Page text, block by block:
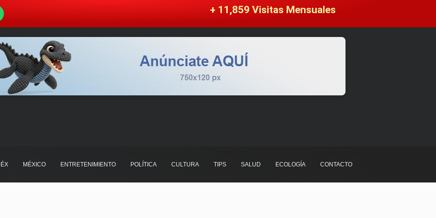
+ 11,859 Visitas Mensuales
MÉXICO ENTRETENIMIENTO POLÍTICA CULTURA TIPS SALUD ECOLOGÍA CONTACTO